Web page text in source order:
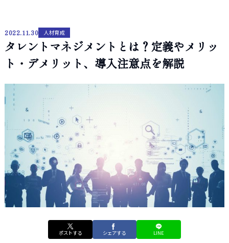
2022.11.30 人材育成
タレントマネジメントとは？定義やメリッ
ト・デメリット、導入注意点を解説
ポストする シェアする LINE